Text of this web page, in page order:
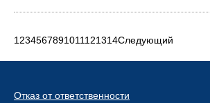
1 234567891011121314Следующий
Отказ от ответственности